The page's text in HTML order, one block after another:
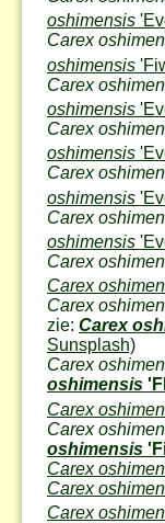
oshimensis
Carex
oshimensis
Carex
oshimensis
Carex
oshimensis
Carex
oshimensis
Carex
oshimensis
Carex
Carex
Carex
zie: Carex
Sunsplash)
Carex
oshimensis
Carex
Carex
oshimensis
Carex
Carex
Carex